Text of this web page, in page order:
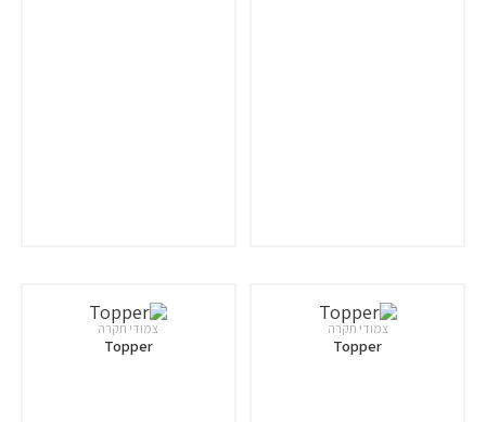
צמודי תקרה
Topper
צמודי תקרה
Topper